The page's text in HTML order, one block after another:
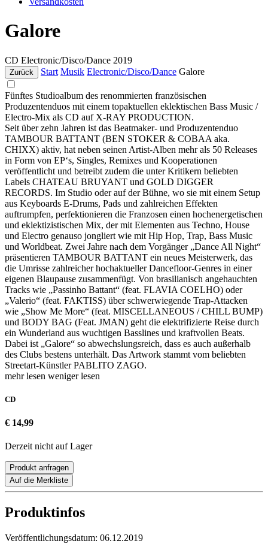
Galore
CD Electronic/Disco/Dance 2019
Zurück Start Musik Electronic/Disco/Dance Galore
Fünftes Studioalbum des renommierten französischen
Produzentenduos mit einem topaktuellen eklektischen Bass Music /
Electro-Mix als CD auf X-RAY PRODUCTION.
Seit über zehn Jahren ist das Beatmaker- und Produzentenduo
TAMBOUR BATTANT (BEN STOKER & COBAA aka.
CHIXX) aktiv, hat neben seinen Artist-Alben mehr als 50 Releases
in Form von EP‘s, Singles, Remixes und Kooperationen
veröffentlicht und betreibt zudem die unter Kritikern beliebten
Labels CHATEAU BRUYANT und GOLD DIGGER
RECORDS. Im Studio oder auf der Bühne, wo sie mit einem Setup
aus Keyboards E-Drums, Pads und zahlreichen Effekten
auftrumpfen, perfektionieren die Franzosen einen hochenergetischen
und eklektizistischen Mix, der mit Elementen aus Techno, House
und Electro genauso jongliert wie mit Hip Hop, Trap, Bass Music
und Worldbeat. Zwei Jahre nach dem Vorgänger „Dance All Night“
präsentieren TAMBOUR BATTANT ein neues Meisterwerk, das
die Umrisse zahlreicher hochaktueller Dancefloor-Genres in einer
eigenen Blaupause zusammenfügt. Von brasilianisch angehauchten
Tracks wie „Passinho Battant“ (feat. FLAVIA COELHO) oder
„Valerio“ (feat. FAKTISS) über schwerwiegende Trap-Attacken
wie „Show Me More“ (feat. MISCELLANEOUS / CHILL BUMP)
und BODY BAG (Feat. JMAN) geht die elektrifizierte Reise durch
ein Wunderland aus wuchtigen Basslines und kraftvollen Beats.
Dabei ist „Galore“ so abwechslungsreich, dass es auch außerhalb
des Clubs bestens unterhält. Das Artwork stammt vom beliebten
Streetart-Künstler PABLITO ZAGO.
mehr lesen weniger lesen
CD
€ 14,99
Derzeit nicht auf Lager
Produkt anfragen
Auf die Merkliste
Produktinfos
Veröffentlichungsdatum: 06.12.2019